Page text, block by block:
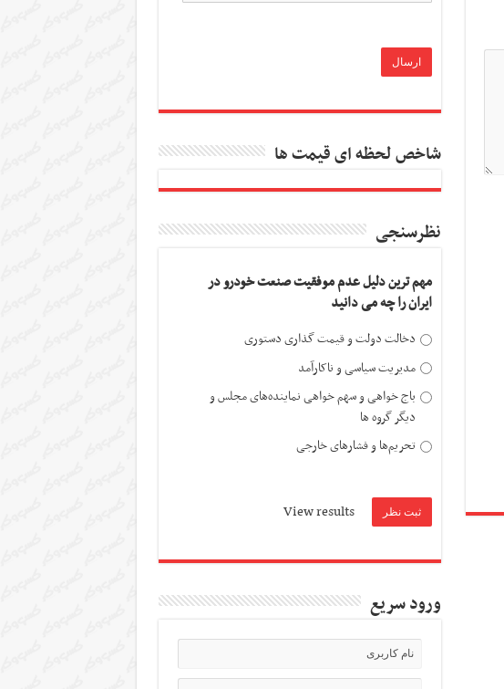
شاخص لحظه ای قیمت ها
نظرسنجی
مهم ترین دلیل عدم موفقیت صنعت خودرو در
ایران را چه می دانید
دخالت دولت و قیمت گذاری دستوری
مدیریت سیاسی و ناکارآمد
باج خواهی و سهم خواهی نماینده‌های مجلس و
دیگر گروه ها
تحریم‌ها و فشارهای خارجی
View results
ورود سریع